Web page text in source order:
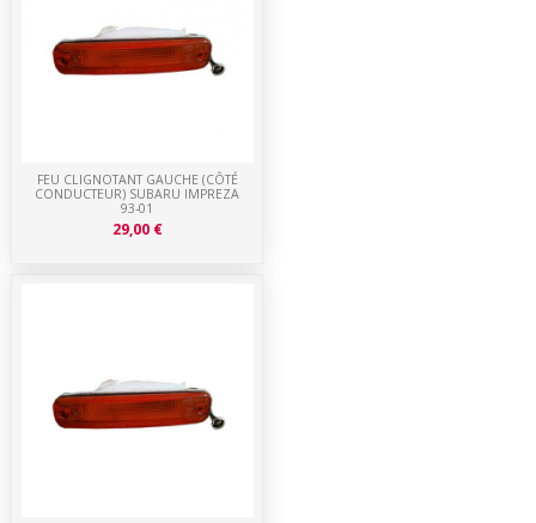
FEU CLIGNOTANT GAUCHE (CÔTÉ
CONDUCTEUR) SUBARU IMPREZA
93-01
29,00 €